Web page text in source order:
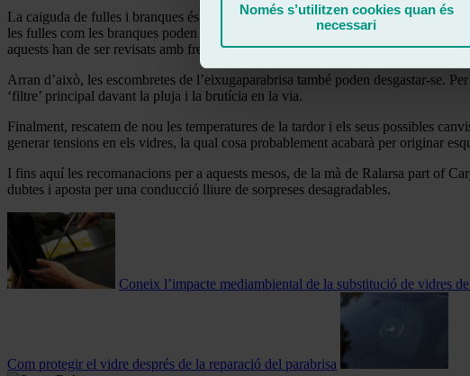
Només s’utilitzen cookies quan és
necessari
La caiguda de fulles i branques és un dels atractius més màgics d’aquesta
les fulles com les branques poden ocultar petites pedres que, en impactar o ser
aquests han de ser revisats amb freqüència.
Arran d’això, les escombretes de l’eixugaparabrisa també poden desgastar-se.
‘filtre’ principal davant la pluja i la brutícia en la via.
Finalment, rescatem de nou les temperatures de la tardor i els seus possibles
generar tensions en els vidres, la qual cosa probablement acabarà per originar
I fins aquí les recomanacions per a aquests mesos, de la mà de Ralarsa part of
dubtes i aposta per una conducció lliure de sorpreses desagradables.
Coneix l’impacte mediambiental de la substitució de vidres
Com protegir el vidre després de la reparació del parabrisa